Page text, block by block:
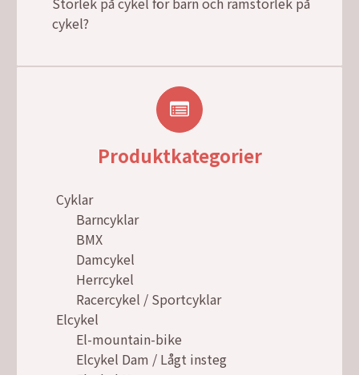
cykel?
Produktkategorier
Cyklar
Barncyklar
BMX
Damcykel
Herrcykel
Racercykel / Sportcyklar
Elcykel
El-mountain-bike
Elcykel Dam / Lågt insteg